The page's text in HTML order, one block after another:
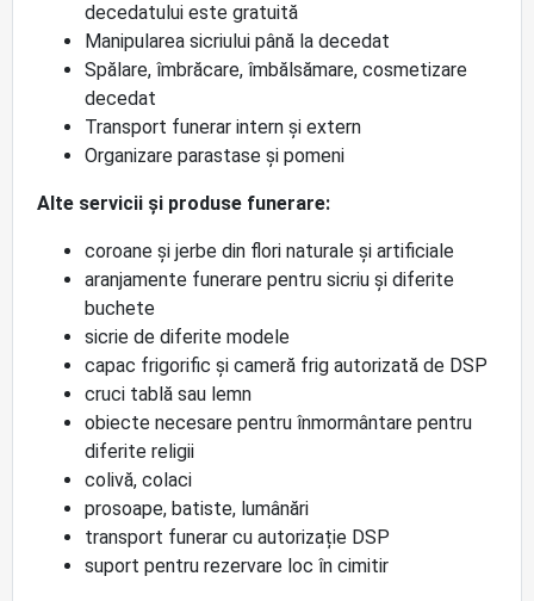
decedatului este gratuită
Manipularea sicriului până la decedat
Spălare, îmbrăcare, îmbălsămare, cosmetizare
decedat
Transport funerar intern și extern
Organizare parastase și pomeni
Alte servicii și produse funerare:
coroane și jerbe din flori naturale și artificiale
aranjamente funerare pentru sicriu și diferite
buchete
sicrie de diferite modele
capac frigorific și cameră frig autorizată de DSP
cruci tablă sau lemn
obiecte necesare pentru înmormântare pentru
diferite religii
colivă, colaci
prosoape, batiste, lumânări
transport funerar cu autorizație DSP
suport pentru rezervare loc în cimitir